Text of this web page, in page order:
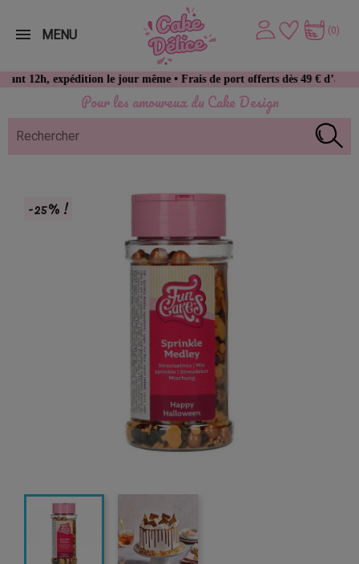
Pour les amoureux du Cake Design
expédition le jour même • Frais de port offerts dès 49 € d’achat
(0)
MENU
-25% !